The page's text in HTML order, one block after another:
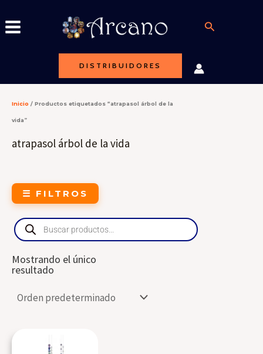
al
Buscar
DISTRIBUIDORES
Inicio / Productos etiquetados “atrapasol árbol de la
vida”
atrapasol árbol de la vida
☰ FILTROS
Products
search
Mostrando el único
resultado